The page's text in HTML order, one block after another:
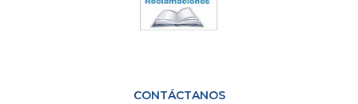
CONTÁCTANOS